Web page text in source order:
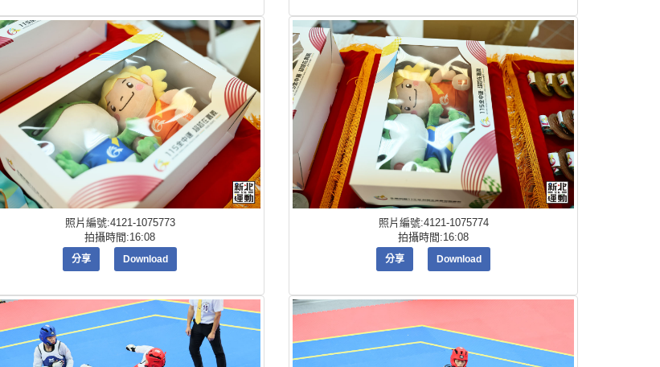
照片編號:4121-1075773
拍攝時間:16:08
分享 Download
照片編號:4121-1075774
拍攝時間:16:08
分享 Download